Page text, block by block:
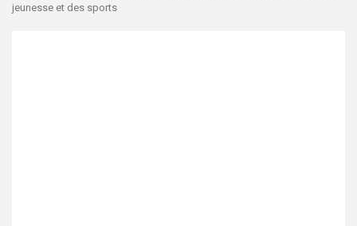
jeunesse et des sports